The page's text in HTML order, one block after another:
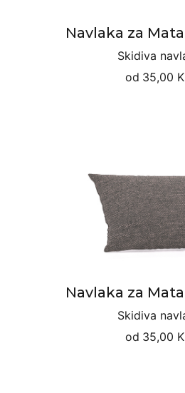
Navlaka za
Skidiva
od 35,00
Navlaka za
Skidiva
od 35,00